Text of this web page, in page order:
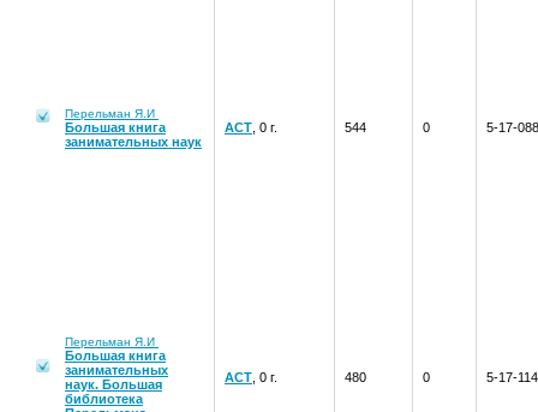
Перельман Я.И
Большая книга
занимательных наук
АСТ , 0 г. 544 0 5-17-
Перельман Я.И
Большая книга
занимательных
наук. Большая
библиотека
АСТ , 0 г. 480 0 5-17-